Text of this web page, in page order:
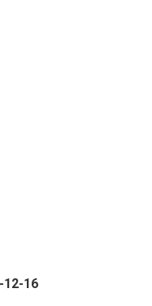
12-16